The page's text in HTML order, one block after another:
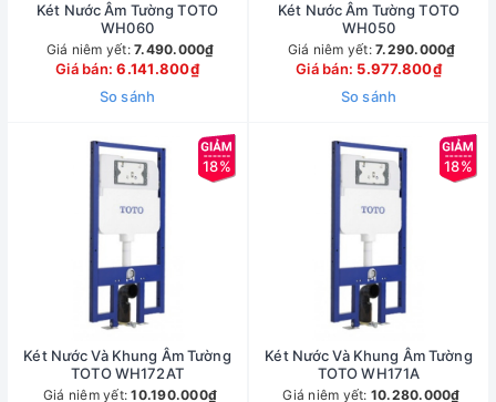
Két Nước Âm Tường TOTO
WH060
Giá niêm yết: 7.490.000₫
Giá bán:6.141.800₫
So sánh
Két Nước Âm Tường TOTO
WH050
Giá niêm yết: 7.290.000₫
Giá bán: 5.977.800₫
So sánh
18%
Két Nước Và Khung Âm Tường
TOTO WH172AT
Giá niêm yết:10.190.000₫
18%
Két Nước Và Khung Âm Tường
TOTO WH171A
Giá niêm yết: 10.280.000₫